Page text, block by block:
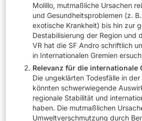
Molillo, mutmaßliche Ursachen
und Gesundheitsproblemen (z.
exotische Krankheit) bis hin zur
Destabilisierung der Region und
VR hat die SF Andro schriftlich
in Internationalen Gremien
Relevanz für die internationale
Die ungeklärten Todesfälle in der
könnten schwerwiegende
regionale Stabilität und
haben. Die mutmaßlichen
Umweltverschmutzung durch